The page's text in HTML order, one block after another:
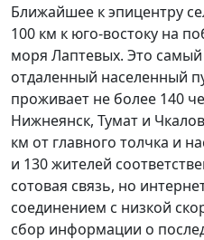
Ближайшее к эпицентру
100 км к юго-востоку на
моря Лаптевых. Это
отдаленный населенный
проживает не более 140
Нижнеянск, Тумат и
км от главного толчка и
и 130 жителей
сотовая связь, но
соединением с низкой
сбор информации о